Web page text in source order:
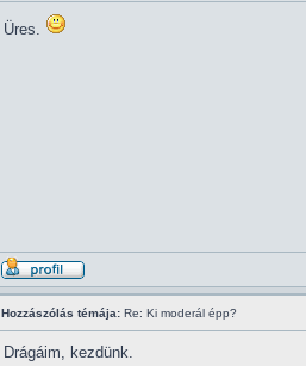
Üres.
Hozzászólás témája: Re: Ki moderál épp?
Drágáim, kezdünk.